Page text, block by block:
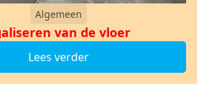
Algemeen
van de vloer
Lees verder